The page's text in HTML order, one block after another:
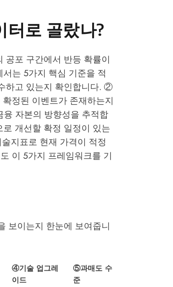
터로 골랐나?
공포 구간에서 반등 확률이
는 5가지 핵심 기준을 적
하고 있는지 확인합니다. ②
정된 이벤트가 존재하는지
융 자본의 방향성을 추적합
개선할 확정 일정이 있는
지표로 현재 가격이 적정
이 5가지 프레임워크를 기
보이는지 한눈에 보여줍니
④기술 업그레
이드
⑤과매도 수
준